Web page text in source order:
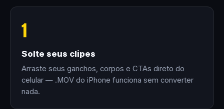
1
Solte seus clipes
Arraste seus ganchos, corpos e CTAs direto do
celular — .MOV do iPhone funciona sem converter
nada.